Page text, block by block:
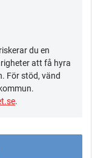
du en
att få hyra
För stöd, vänd
.